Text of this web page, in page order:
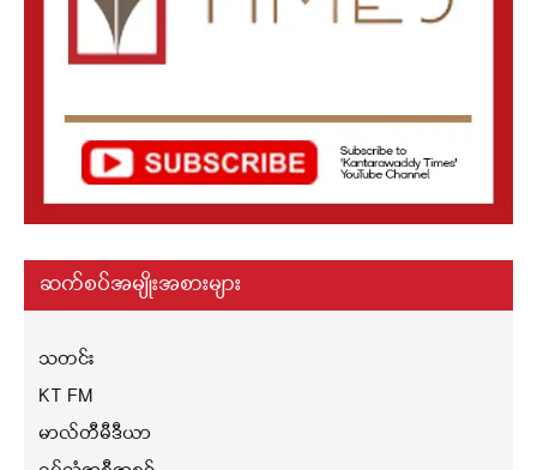
ဆက်စပ်အမျိုးအစားများ
သတင်း
KT FM
မာလ်တီမီဒီယာ